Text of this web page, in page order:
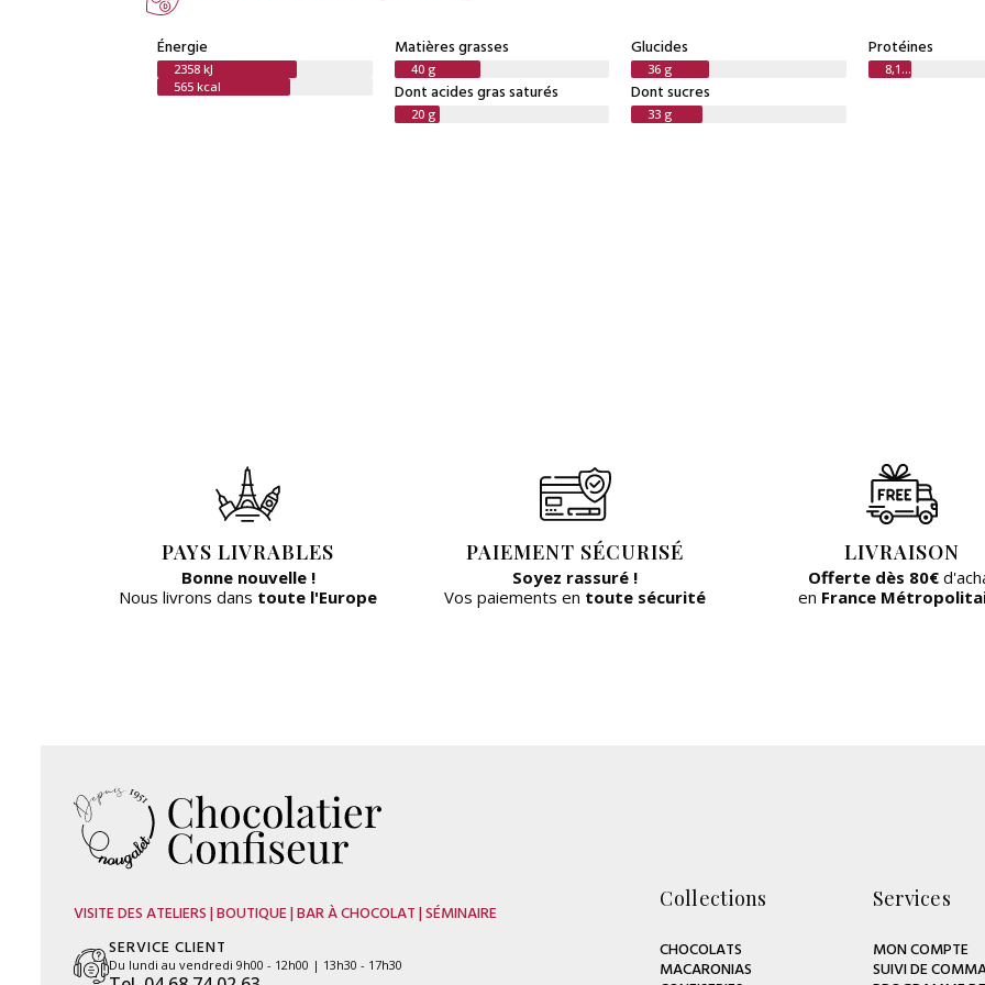
Énergie
2358 kJ
565 kcal
Matières grasses
40 g
Dont acides gras saturés
20 g
Glucides
36 g
Dont sucres
33 g
Protéines
8,1 g
PAYS LIVRABLES
Bonne nouvelle !
Nous livrons dans toute l'Europe
PAIEMENT SÉCURISÉ
Soyez rassuré !
Vos paiements en toute sécurité
LIVRAISON
Offerte dès 80€
en France
VISITE DES ATELIERS | BOUTIQUE | BAR À CHOCOLAT | SÉMINAIRE
SERVICE CLIENT
Du lundi au vendredi 9h00 - 12h00 | 13h30 - 17h30
Collections
CHOCOLATS
MACARONIAS
Services
MON COMPTE
SUIVI DE